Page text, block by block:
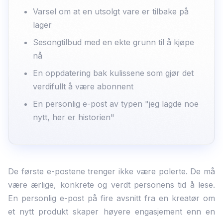
Varsel om at en utsolgt vare er tilbake på
lager
Sesongtilbud med en ekte grunn til å kjøpe
nå
En oppdatering bak kulissene som gjør det
verdifullt å være abonnent
En personlig e-post av typen "jeg lagde noe
nytt, her er historien"
De første e-postene trenger ikke være polerte. De må
være ærlige, konkrete og verdt personens tid å lese.
En personlig e-post på fire avsnitt fra en kreatør om
et nytt produkt skaper høyere engasjement enn en